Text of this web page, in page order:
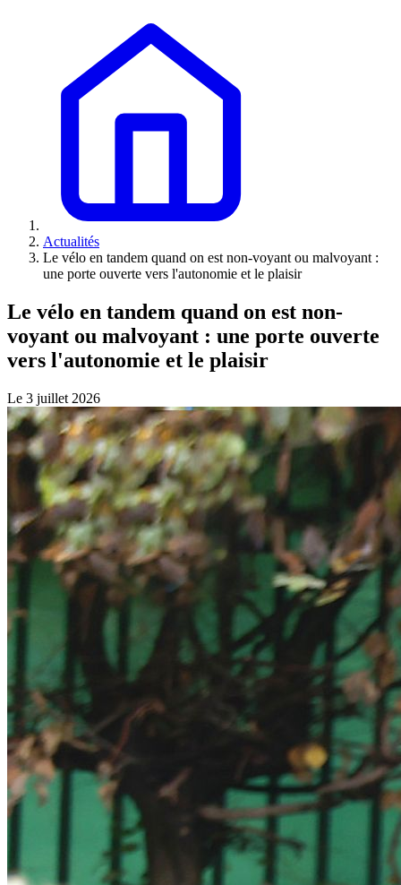
Actualités
Le vélo en tandem quand on est non-voyant ou malvoyant :
une porte ouverte vers l'autonomie et le plaisir
Le vélo en tandem quand on est non-
voyant ou malvoyant : une porte ouverte
vers l'autonomie et le plaisir
Le 3 juillet 2026